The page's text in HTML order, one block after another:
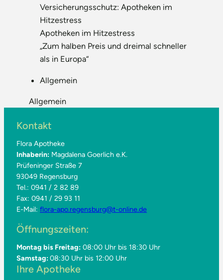
Versicherungsschutz: Apotheken im
Hitzestress
Apotheken im Hitzestress
„Zum halben Preis und dreimal schneller
als in Europa“
Allgemein
Allgemein
Kontakt
Flora Apotheke
Inhaberin: Magdalena Goerlich e.K.
Prüfeninger Straße 7
93049 Regensburg
Tel.: 0941 / 2 82 89
Fax: 0941 / 29 93 11
E-Mail:flora-apo.regensburg@t-online.de
Öffnungszeiten:
Montag bis Freitag: 08:00 Uhr bis 18:30 Uhr
Samstag:08:30 Uhr bis 12:00 Uhr
Ihre Apotheke